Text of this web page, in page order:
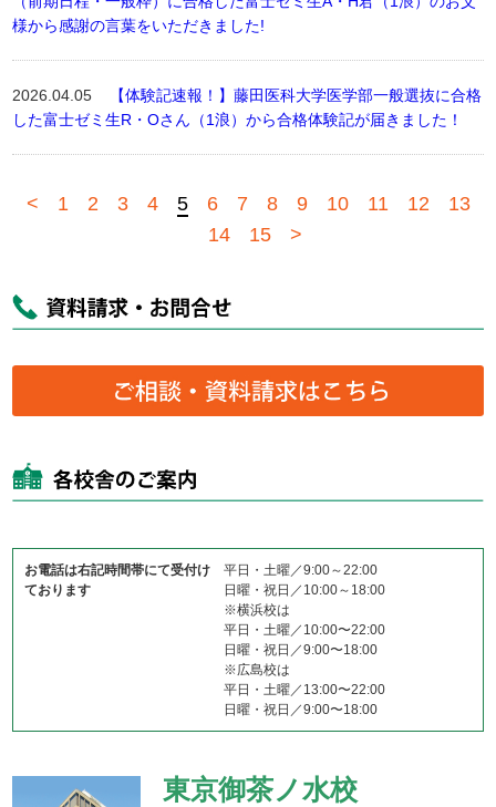
様から感謝の言葉をいただきました!
2026.04.05
【体験記速報！】藤田医科大学医学部一般選抜に合格
した富士ゼミ生R・Oさん（1浪）から合格体験記が届きました！
< 1 2 3 4 5 6 7 8 9 10 11 12
13
14
15 >
お電話は右記時間帯にて受付け
ております
平日・土曜／9:00～22:00
日曜・祝日／10:00～18:00
※横浜校は
平日・土曜／10:00〜22:00
日曜・祝日／9:00〜18:00
※広島校は
平日・土曜／13:00〜22:00
日曜・祝日／9:00〜18:00
東京御茶ノ水校